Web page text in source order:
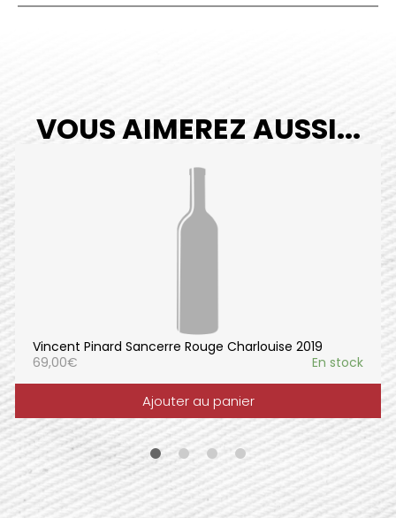
VOUS AIMEREZ AUSSI...
Vincent Pinard Sancerre Rouge Charlouise 2019
69,00€ En stock
Ajouter au panier